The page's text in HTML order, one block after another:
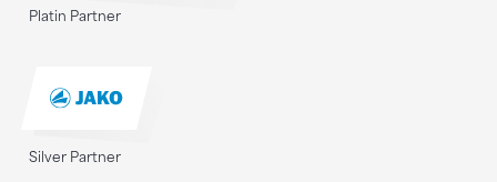
Platin Partner
Silver Partner